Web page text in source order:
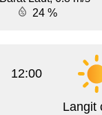
24 %
12:00
Langit